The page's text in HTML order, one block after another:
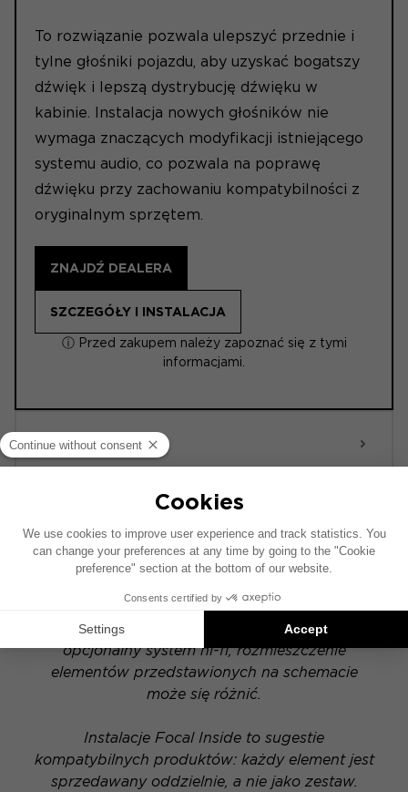
To rozwiązanie pozwala ulepszyć przednie i
tylne głośniki pojazdu, aby uzyskać bogatszy
dźwięk i lepszą dystrybucję dźwięku w
kabinie. Instalacja nowych głośników nie
wymaga znaczących modyfikacji istniejącego
systemu audio, co pozwala na poprawę
dźwięku przy zachowaniu kompatybilności z
oryginalnym sprzętem.
ZNAJDŹ DEALERA
SZCZEGÓŁY I INSTALACJA
ⓘ Przed zakupem należy zapoznać się z tymi
informacjami.
ACTIVE 6.0
podstawie pojazdu wyposażonego w fabryczny
system audio. Jeśli Twój pojazd posiada
opcjonalny system hi-fi, rozmieszczenie
elementów przedstawionych na schemacie
może się różnić.
Instalacje Focal Inside to sugestie
kompatybilnych produktów: każdy element jest
sprzedawany oddzielnie, a nie jako zestaw.